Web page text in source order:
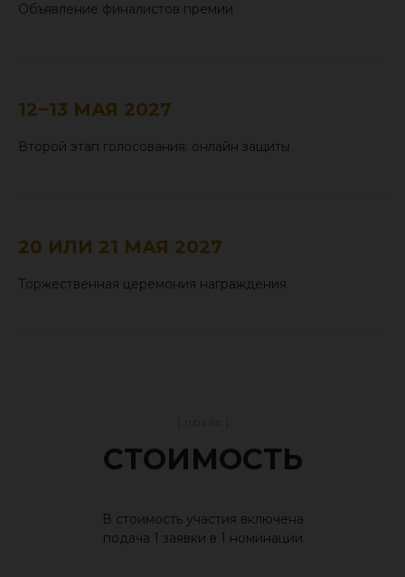
Объявление финалистов премии
12−13 МАЯ 2027
Второй этап голосования: онлайн защиты
20 ИЛИ 21 МАЯ 2027
Торжественная церемония награждения
В стоимость участия включена
подача 1 заявки в 1 номинации
СТОИМОСТЬ